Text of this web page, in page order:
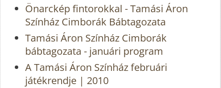
Önarckép fintorokkal - Tamási Áron
Színház Cimborák Bábtagozata
Tamási Áron Színház Cimborák
bábtagozata - januári program
A Tamási Áron Színház februári
játékrendje | 2010